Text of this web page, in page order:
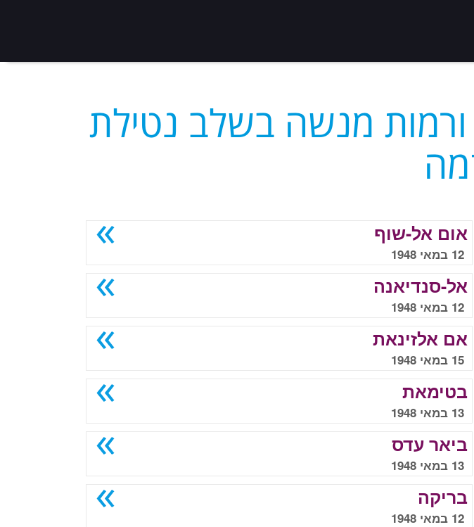
ורמות מנשה בשלב נטילת
אום אל-שוף
12 במאי 1948
אל-סנדיאנה
12 במאי 1948
אם אלזינאת
15 במאי 1948
בטימאת
13 במאי 1948
ביאר עדס
13 במאי 1948
בריקה
12 במאי 1948